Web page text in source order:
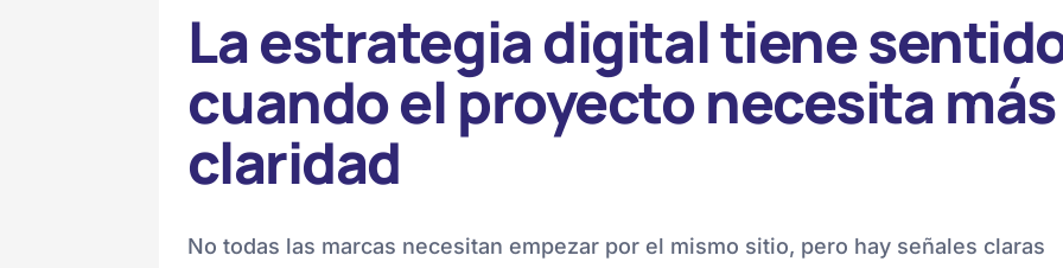
La estrategia digital tiene
cuando el proyecto necesita más
claridad
No todas las marcas necesitan empezar por el mismo sitio, pero hay señales claras